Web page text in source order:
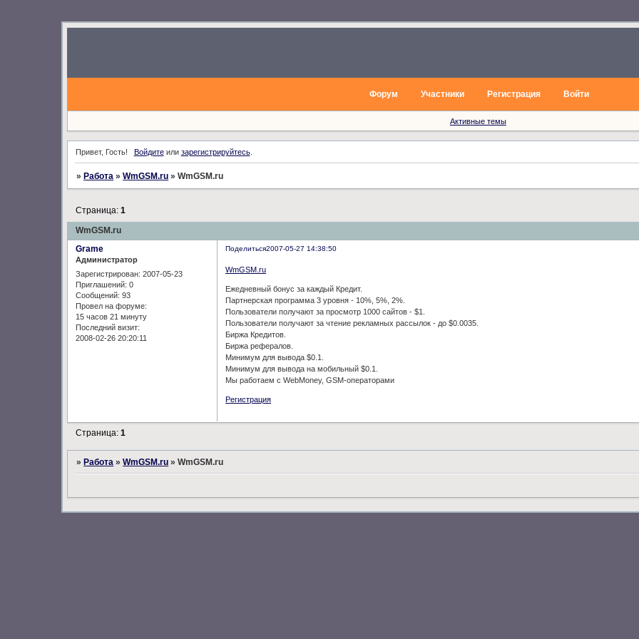
Форум Участники Регистрация Войти
Активные темы
Привет, Гость! Войдитеили зарегистрируйтесь.
» Работа »WmGSM.ru »WmGSM.ru
WmGSM.ru
Страница:1
Поделиться2007-05-27 14:38:50
Grame
Администратор
Зарегистрирован: 2007-05-23
Приглашений: 0
Сообщений: 93
Провел на форуме:
15 часов 21 минуту
Последний визит:
2008-02-26 20:20:11
WmGSM.ru
Ежедневный бонус за каждый Кредит.
Партнерская программа 3 уровня - 10%, 5%, 2%.
Пользователи получают за просмотр 1000 сайтов - $1.
Пользователи получают за чтение рекламных рассылок - до $0.0035.
Биржа Кредитов.
Биржа рефералов.
Минимум для вывода $0.1.
Минимум для вывода на мобильный $0.1.
Мы работаем с WebMoney, GSM-операторами
Регистрация
Страница:1
» Работа »WmGSM.ru »WmGSM.ru